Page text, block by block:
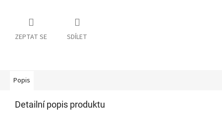
ZEPTAT SE SDÍLET
Popis
Detailní popis produktu